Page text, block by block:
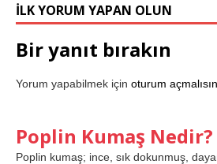
İLK YORUM YAPAN OLUN
Bir yanıt bırakın
Yorum yapabilmek için oturum
Poplin Kumaş Nedir?
Poplin kumaş; ince, sık dokunmuş,